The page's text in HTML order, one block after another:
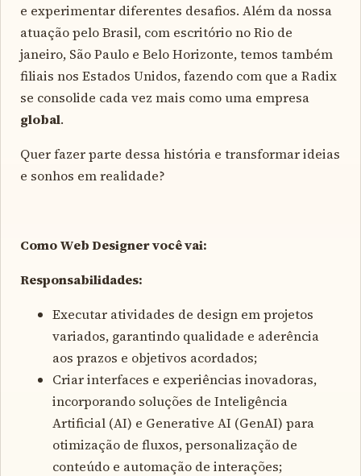
e experimentar diferentes desafios. Além da nossa
atuação pelo Brasil, com escritório no Rio de
janeiro, São Paulo e Belo Horizonte, temos também
filiais nos Estados Unidos, fazendo com que a Radix
se consolide cada vez mais como uma empresa
global.
Quer fazer parte dessa história e transformar ideias
e sonhos em realidade?
Como Web Designer você vai:
Responsabilidades:
Executar atividades de design em projetos
variados, garantindo qualidade e aderência
aos prazos e objetivos acordados;
Criar interfaces e experiências inovadoras,
incorporando soluções de Inteligência
Artificial (AI) e Generative AI (GenAI) para
otimização de fluxos, personalização de
conteúdo e automação de interações;